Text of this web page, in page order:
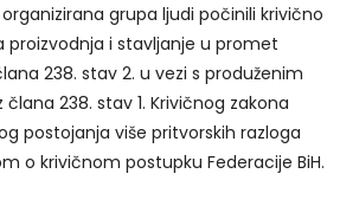
grupa ljudi počinili krivično
proizvodnja i stavljanje u promet
238. stav 2. u vezi s produženim
238. stav 1. Krivičnog zakona
postojanja više pritvorskih razloga
o krivičnom postupku Federacije BiH.